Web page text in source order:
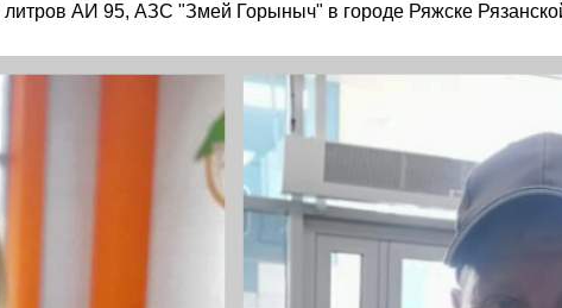
АИ 95, АЗС "Змей Горыныч" в городе Ряжске